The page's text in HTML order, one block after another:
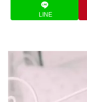
LINE